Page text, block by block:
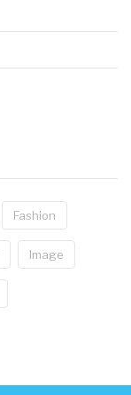
Fashion
Image